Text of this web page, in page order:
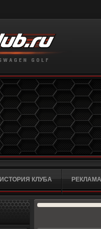
ИСТОРИЯ КЛУБА